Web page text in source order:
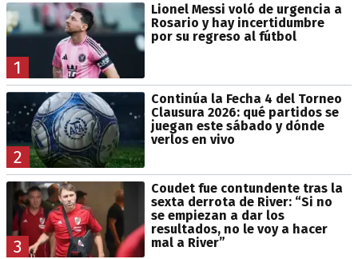
1
Lionel Messi voló de urgencia a
Rosario y hay incertidumbre
por su regreso al fútbol
2
Continúa la Fecha 4 del Torneo
Clausura 2026: qué partidos se
juegan este sábado y dónde
verlos en vivo
3
Coudet fue contundente tras la
sexta derrota de River: “Si no
se empiezan a dar los
resultados, no le voy a hacer
mal a River”